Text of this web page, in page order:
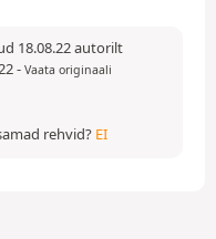
18.08.22 autorilt
- Vaata originaali
rehvid? EI